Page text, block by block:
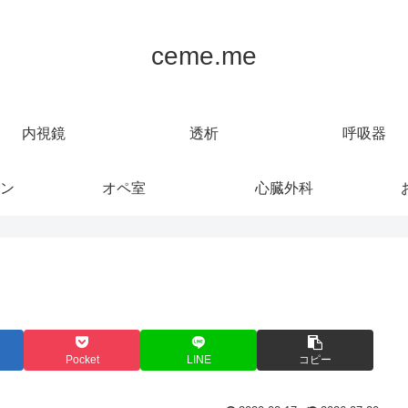
ceme.me
内視鏡 透析 呼吸器
オペ室 心臓外科
Pocket LINE コピー